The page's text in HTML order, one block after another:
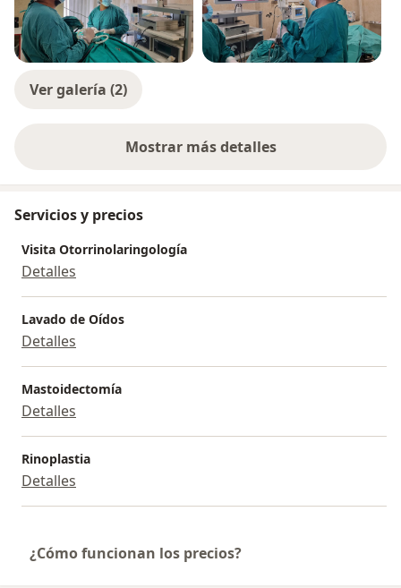
Ver galería (2)
Mostrar más detalles
sobre la experiencia
Servicios y precios
Visita Otorrinolaringología
Detalles
Lavado de Oídos
Detalles
Mastoidectomía
Detalles
Rinoplastia
Detalles
¿Cómo funcionan los precios?